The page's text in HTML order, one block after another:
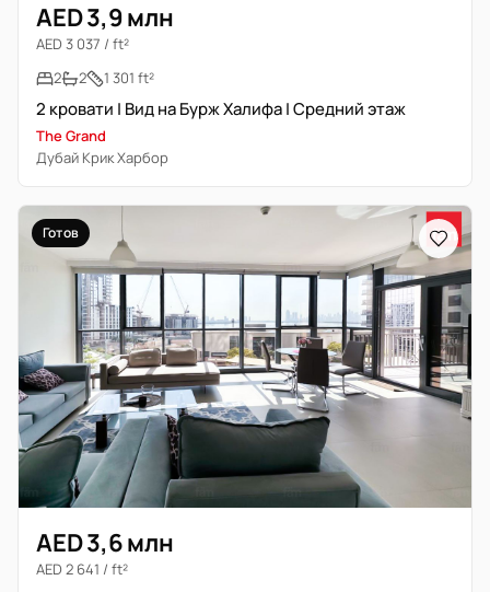
AED 3,9 млн
AED 3 037 / ft²
2
2 1 301 ft²
2 кровати | Вид на Бурж Халифа | Средний этаж
The Grand
Дубай Крик Харбор
Готов
AED 3,6 млн
AED 2 641 / ft²